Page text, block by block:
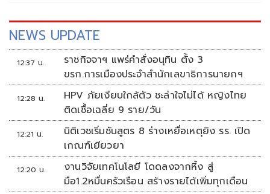
NEWS UPDATE
12:37 น.
ราชกิจจาฯ แพร่คำสั่งอนุทิน ตั้ง 3
ขรก.การเมืองประจำสำนักเลขาธิการนายกฯ
12:28 น.
HPV ภัยเงียบใกล้ตัว ชะล่าใจไม่ได้ หญิงไทย
ติดเชื้อเฉลี่ย 9 ราย/วัน
12:21 น.
นิติเวชเริ่มชันสูตร 8 ร่างเหยื่อเหตุยิง รร. เปิด
เกณฑ์เยียวยา
12:20 น.
งานวิจัยเทคโนโลยี โดดลงจากหิ้ง สู่
มือ1.2หมื่นครัวเรือน สร้างรายได้เพิ่มทุกเดือน